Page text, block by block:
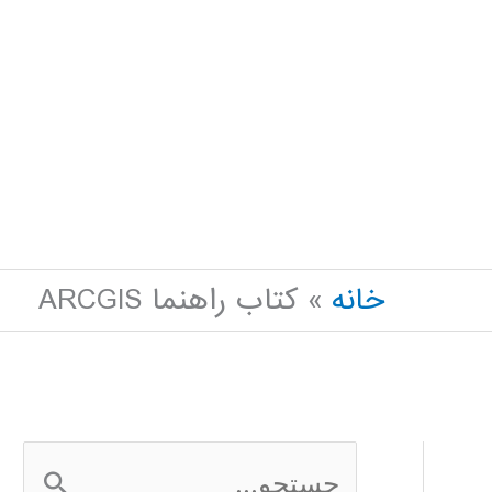
خانه
کتاب راهنما ARCGIS